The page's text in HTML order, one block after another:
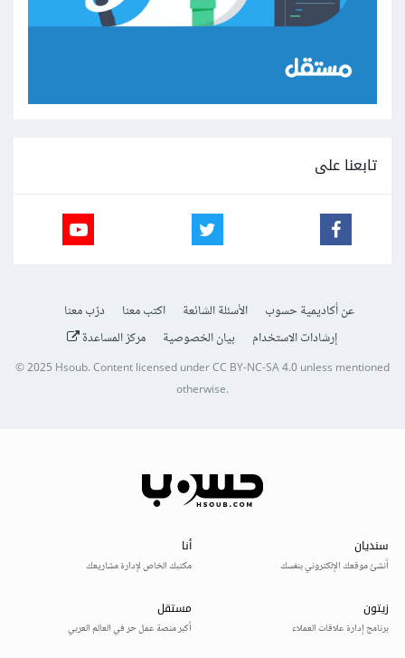
تابعنا على
عن أكاديمية حسوب الأسئلة الشائعة اكتب معنا
درّب معنا
إرشادات الاستخدام
بيان الخصوصية مركز المساعدة
© 2025Hsoub.Content licensed underCC BY-NC-SA 4.0unless mentioned
otherwise.